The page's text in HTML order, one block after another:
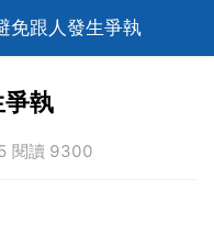
免跟人發生爭執
執
閱讀 9300